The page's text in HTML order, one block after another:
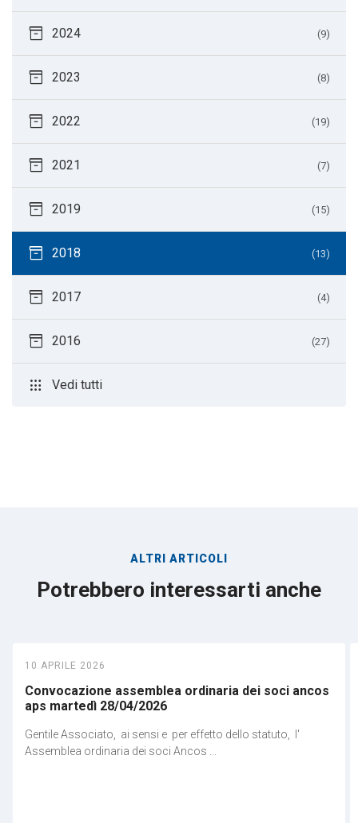
inventory_2 2024 (9)
inventory_2 2023 (8)
inventory_2 2022 (19)
inventory_2 2021 (7)
inventory_2 2019 (15)
inventory_2 2018 (13)
inventory_2 2017 (4)
inventory_2 2016 (27)
apps Vedi tutti
ALTRI ARTICOLI
Potrebbero interessarti anche
10 APRILE 2026
Convocazione assemblea ordinaria dei soci ancos
aps martedì 28/04/2026
Gentile Associato, ai sensi e per effetto dello statuto, l'
Assemblea ordinaria dei soci Ancos ...